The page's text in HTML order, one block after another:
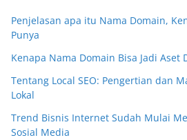
Penjelasan apa itu Nama Domain,
Punya
Kenapa Nama Domain Bisa Jadi Aset
Tentang Local SEO: Pengertian dan
Lokal
Trend Bisnis Internet Sudah Mulai
Sosial Media